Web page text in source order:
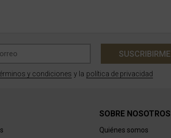
SUSCRIBIRME
y condiciones y la política de privacidad
SOBRE NOSOTROS
Quiénes somos